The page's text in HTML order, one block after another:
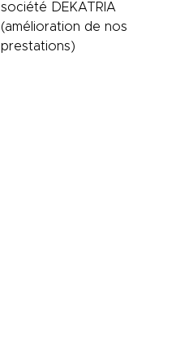
société DEKATRIA
(amélioration de nos
prestations)